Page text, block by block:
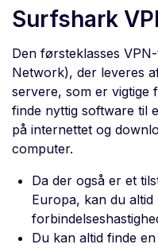
Surfshark
Den førsteklasses
Network), der leveres
servere, som er vigtige
finde nyttig software til
på internettet og
computer.
Da der også er et
Europa, kan du altid
Du kan altid finde